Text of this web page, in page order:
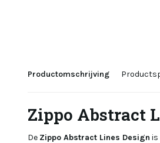
Productomschrijving
Zippo Abstract
De Zippo Abstract Lines Design is